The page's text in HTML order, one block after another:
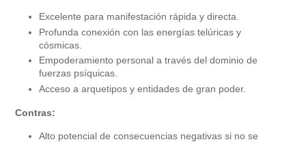
Excelente para manifestación rápida y directa.
Profunda conexión con las energías telúricas y
cósmicas.
Empoderamiento personal a través del dominio de
fuerzas psíquicas.
Acceso a arquetipos y entidades de gran poder.
Contras:
Alto potencial de consecuencias negativas si no se